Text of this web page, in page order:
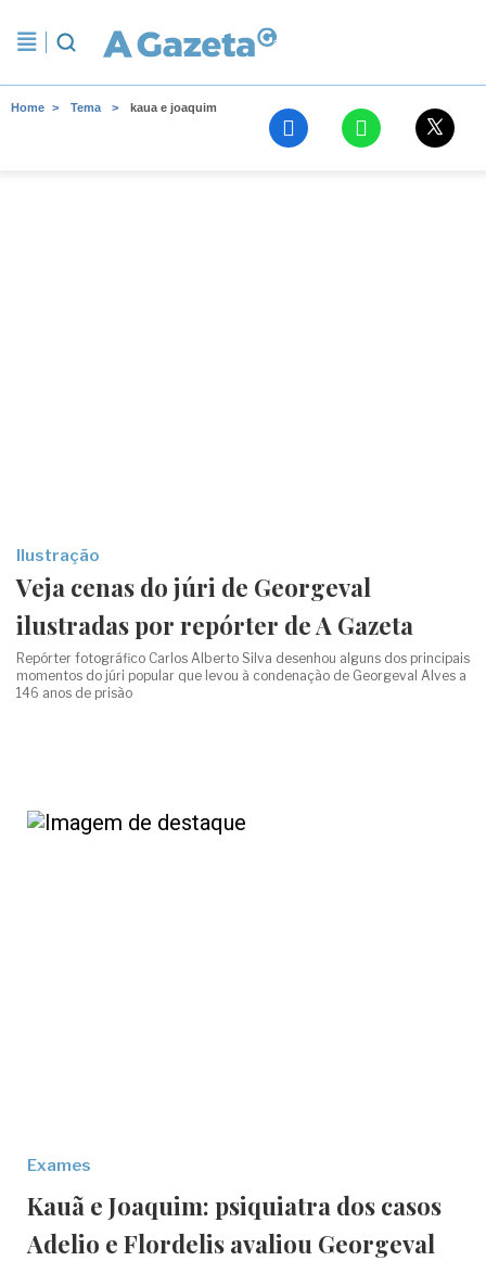
Home Tema kaua e joaquim
Ilustração
Veja cenas do júri de Georgeval
ilustradas por repórter de A Gazeta
Repórter fotográfico Carlos Alberto Silva desenhou alguns dos principais
momentos do júri popular que levou à condenação de Georgeval Alves a
146 anos de prisão
Exames
Kauã e Joaquim: psiquiatra dos casos
Adelio e Flordelis avaliou Georgeval